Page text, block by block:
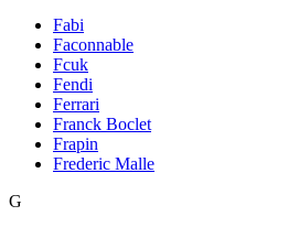
Fabi
Faconnable
Fcuk
Fendi
Ferrari
Franck Boclet
Frapin
Frederic Malle
G